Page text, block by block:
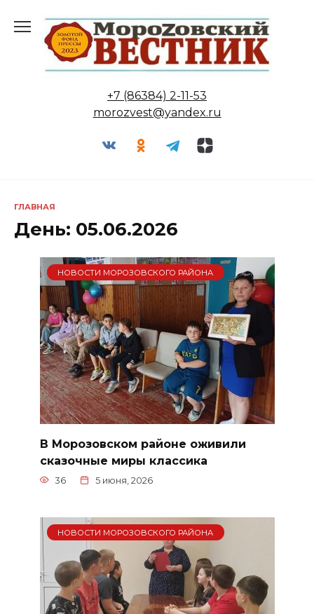
содержанию
+7 (86384) 2-11-53
morozvest@yandex.ru
ГЛАВНАЯ
День: 05.06.2026
НОВОСТИ МОРОЗОВСКОГО РАЙОНА
В Морозовском районе оживили
сказочные миры классика
36 5 июня, 2026
НОВОСТИ МОРОЗОВСКОГО РАЙОНА